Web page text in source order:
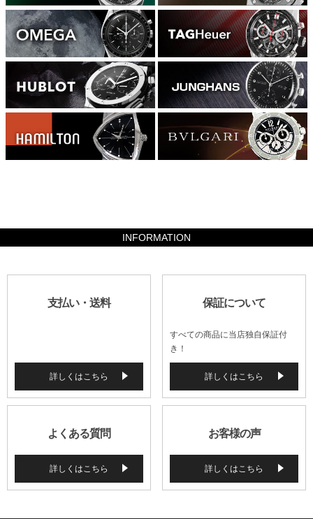
INFORMATION
支払い・送料
詳しくはこちら
保証について
すべての商品に当店独自保証付
き！
詳しくはこちら
よくある質問
詳しくはこちら
お客様の声
詳しくはこちら